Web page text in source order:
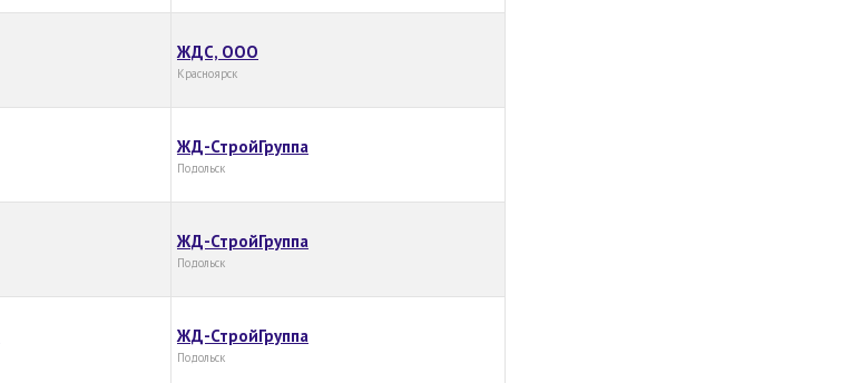
ЖДС, ООО
Красноярск
ЖД-СтройГруппа
Подольск
ЖД-СтройГруппа
Подольск
ЖД-СтройГруппа
Подольск